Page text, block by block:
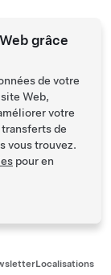
Localisations
grâce
de votre
Web,
votre
de
vous trouvez.
pour en